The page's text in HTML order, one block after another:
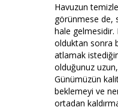
Havuzun
görünmese de,
hale gelmesidir.
olduktan sonra
atlamak
olduğunuz
Günümüzün
beklemeyi ve
ortadan